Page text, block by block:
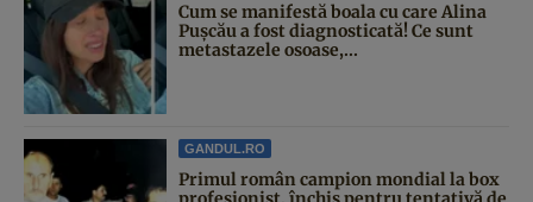
Cum se manifestă boala cu care Alina
Pușcău a fost diagnosticată! Ce sunt
metastazele osoase,...
GANDUL.RO
Primul român campion mondial la box